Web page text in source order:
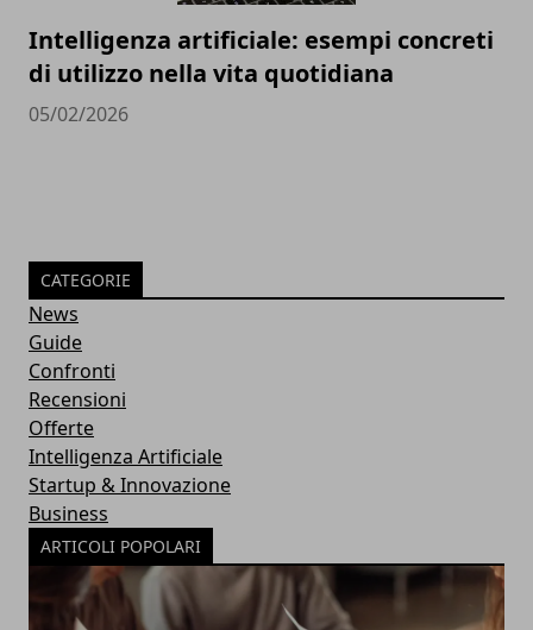
Intelligenza artificiale: esempi concreti
di utilizzo nella vita quotidiana
05/02/2026
CATEGORIE
News
Guide
Confronti
Recensioni
Offerte
Intelligenza Artificiale
Startup & Innovazione
Business
ARTICOLI POPOLARI